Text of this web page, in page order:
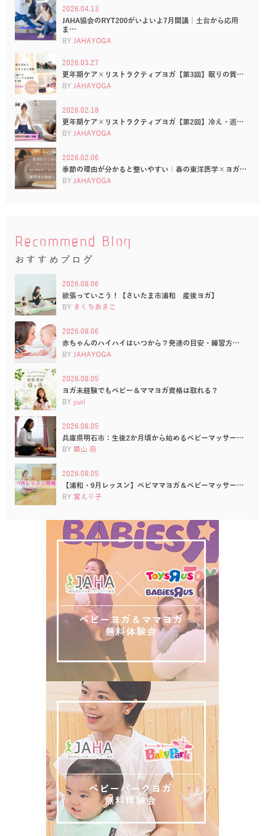
2026.04.13
JAHA協会のRYT200がいよいよ7月開講｜土台から応用
ま…
BY JAHAYOGA
2026.03.27
更年期ケア×リストラクティブヨガ【第3回】眠りの質…
BY JAHAYOGA
2026.02.18
更年期ケア×リストラクティブヨガ【第2回】冷え・巡…
BY JAHAYOGA
2026.02.06
季節の理由が分かると整いやすい｜春の東洋医学×ヨガ…
BY JAHAYOGA
Recommend Blog
おすすめブログ
2026.08.06
欲張っていこう！【さいたま市浦和 産後ヨガ】
BY きくちあきこ
2026.08.06
赤ちゃんのハイハイはいつから？発達の目安・練習方…
BY JAHAYOGA
2026.08.05
ヨガ未経験でもベビー＆ママヨガ資格は取れる？
BY yuri
2026.08.05
兵庫県明石市：生後2か月頃から始めるベビーマッサー…
BY 築山 萌
2026.08.05
【浦和・9月レッスン】ベビママヨガ＆ベビーマッサー…
BY 宮えり子